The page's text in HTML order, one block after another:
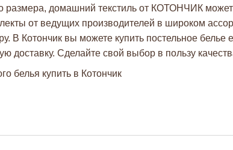
размера, домашний текстиль от КОТОНЧИК
от ведущих производителей в широком
В Котончик вы можете купить постельное
доставку. Сделайте свой выбор в пользу